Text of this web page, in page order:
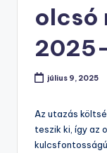
olcsó
július 9, 2025
Az utazás
teszik ki, így az